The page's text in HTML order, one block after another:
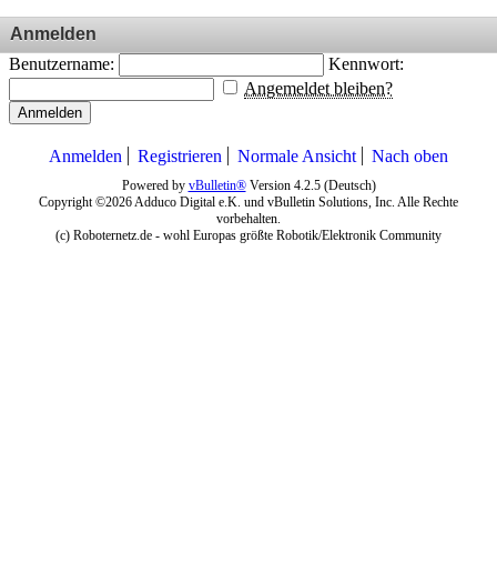
Anmelden
Benutzername:
Kennwort:
Angemeldet bleiben?
Anmelden
Anmelden Registrieren Normale Ansicht Nach oben
Powered by vBulletin®Version 4.2.5 (Deutsch)
Copyright ©2026 Adduco Digital e.K. und vBulletin Solutions, Inc. Alle Rechte
vorbehalten.
(c) Roboternetz.de - wohl Europas größte Robotik/Elektronik Community